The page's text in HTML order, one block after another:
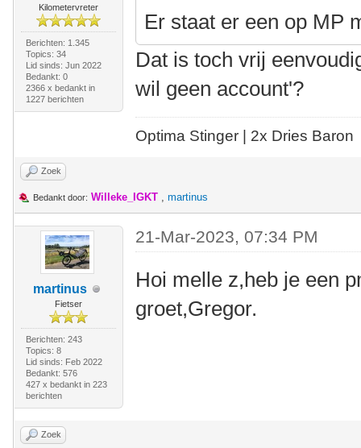
Kilometervreter
Berichten: 1.345
Topics: 34
Lid sinds: Jun 2022
Bedankt: 0
2366 x bedankt in
1227 berichten
Er staat er een op MP
Dat is toch vrij
wil geen account'?
Optima Stinger | 2x Dries Baron
Zoek
Bedankt door: Willeke_IGKT , martinus
martinus
Fietser
Berichten: 243
Topics: 8
Lid sinds: Feb 2022
Bedankt: 576
427 x bedankt in 223
berichten
21-Mar-2023, 07:34 PM
Hoi melle z,heb je een
groet,Gregor.
Zoek